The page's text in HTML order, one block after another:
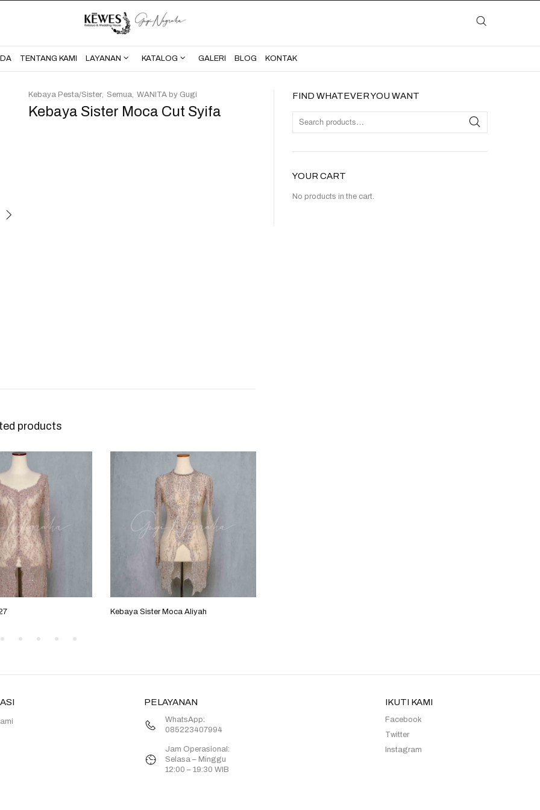
BERANDA KONTAK
TENTANG KAMI LAYANAN KATALOG GALERI BLOG KONTAK
FIND WHATEVER YOU WANT
YOUR CART
No products in the cart.
Kebaya Sister Moca Cut Syifa
Kebaya Pesta/Sister Semua WANITA by Gugi
products
Kebaya Sister Moca Aliyah
PELAYANAN
WhatsApp:
085223407994
Jam Operasional:
Selasa – Minggu
12:00 – 19:30 WIB
IKUTI KAMI
Facebook
Twitter
Instagram